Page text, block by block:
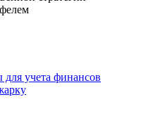
учета финансов